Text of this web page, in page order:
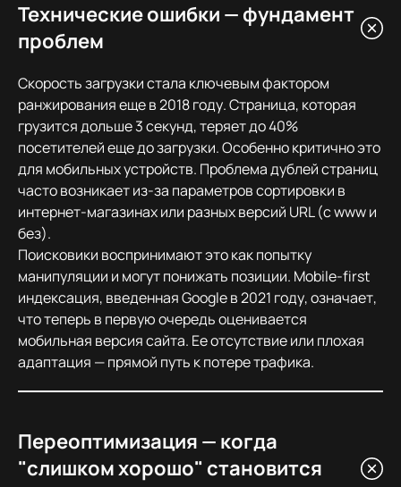
Технические ошибки — фундамент
проблем
Скорость загрузки стала ключевым фактором
ранжирования еще в 2018 году. Страница, которая
грузится дольше 3 секунд, теряет до 40%
посетителей еще до загрузки. Особенно критично это
для мобильных устройств. Проблема дублей страниц
часто возникает из-за параметров сортировки в
интернет-магазинах или разных версий URL (с www и
без).
Поисковики воспринимают это как попытку
манипуляции и могут понижать позиции. Mobile-first
индексация, введенная Google в 2021 году, означает,
что теперь в первую очередь оценивается
мобильная версия сайта. Ее отсутствие или плохая
адаптация — прямой путь к потере трафика.
Переоптимизация — когда
"слишком хорошо" становится